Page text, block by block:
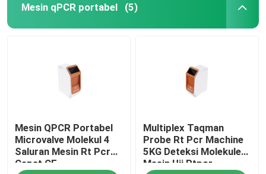
Bahan Habis Pakai Laboratorium Medis
Kit Tes Cepat Keamanan Pangan
Sistem Pencitraan Western Blot
Mesin qPCR portabel (5)
Mesin QPCR Portabel
Microvalve Molekul 4
Saluran Mesin Rt Pcr
Cepat CE
Multiplex Taqman
Probe Rt Pcr Machine
5KG Deteksi Molekuler
Mesin Uji Rtpcr